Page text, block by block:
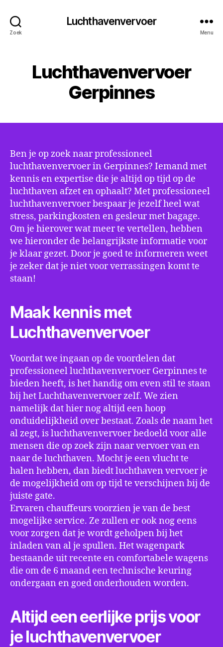
Zoek
Luchthavenvervoer
Menu
Luchthavenvervoer
Gerpinnes
Ben je op zoek naar professioneel
luchthavenvervoer in Gerpinnes? Iemand met
kennis en expertise die je altijd op tijd op de
luchthaven afzet en ophaalt? Met professioneel
luchthavenvervoer bespaar je jezelf heel wat
stress, parkingkosten en gesleur met bagage.
Om je hierover wat meer te vertellen, hebben
we hieronder de belangrijkste informatie voor
je klaar gezet. Door je goed te informeren weet
je zeker dat je niet voor verrassingen komt te
staan!
Maak kennis met
Luchthavenvervoer
Voordat we ingaan op de voordelen dat
professioneel luchthavenvervoer Gerpinnes te
bieden heeft, is het handig om even stil te staan
bij het Luchthavenvervoer zelf. We zien
namelijk dat hier nog altijd een hoop
onduidelijkheid over bestaat. Zoals de naam het
al zegt, is luchthavenvervoer bedoeld voor alle
mensen die op zoek zijn naar vervoer van en
naar de luchthaven. Mocht je een vlucht te
halen hebben, dan biedt luchthaven vervoer je
de mogelijkheid om op tijd te verschijnen bij de
juiste gate.
Ervaren chauffeurs voorzien je van de best
mogelijke service. Ze zullen er ook nog eens
voor zorgen dat je wordt geholpen bij het
inladen van al je spullen. Het wagenpark
bestaande uit recente en comfortabele wagens
die om de 6 maand een technische keuring
ondergaan en goed onderhouden worden.
Altijd een eerlijke prijs voor
je luchthavenvervoer